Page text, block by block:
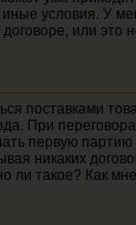
условия. У
или это
поставками
При
первую
никаких
ли такое? Как